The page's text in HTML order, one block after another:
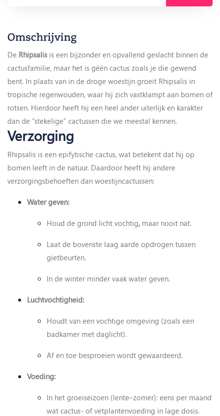
Omschrijving
De Rhipsalis is een bijzonder en opvallend geslacht binnen de
cactusfamilie, maar het is géén cactus zoals je die gewend
bent. In plaats van in de droge woestijn groeit Rhipsalis in
tropische regenwouden, waar hij zich vastklampt aan bomen of
rotsen. Hierdoor heeft hij een heel ander uiterlijk en karakter
dan de “stekelige” cactussen die we meestal kennen.
Verzorging
Rhipsalis is een epifytische cactus, wat betekent dat hij op
bomen leeft in de natuur. Daardoor heeft hij andere
verzorgingsbehoeften dan woestijncactussen:
Water geven:
Houd de grond licht vochtig, maar nooit nat.
Laat de bovenste laag aarde opdrogen tussen
gietbeurten.
In de winter minder vaak water geven.
Luchtvochtigheid:
Houdt van een vochtige omgeving (zoals een
badkamer met daglicht).
Af en toe besproeien wordt gewaardeerd.
Voeding:
In het groeiseizoen (lente–zomer): eens per maand
wat cactus- of vetplantenvoeding in lage dosis.